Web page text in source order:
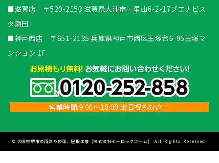
■滋賀店 〒520-2153 滋賀県大津市一里山6-2-17ブエナビス
タ瀬田
■神戸西店 〒651-2135 兵庫県神戸市西区王塚台6-95王塚マ
ンション 1F
営業時間 9:00～18:00 土日祝も対応！
©大阪府堺市の雨漏り修理、屋根工事【株式会社イーロックホーム】 All Rights Reserved.